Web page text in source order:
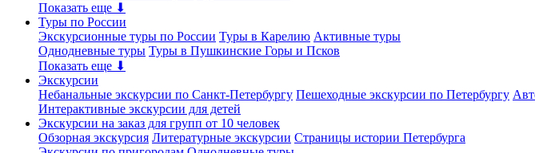
Показать еще ⬇
Туры по России
Экскурсионные туры по России Туры в Карелию Активные туры
Однодневные туры Туры в Пушкинские Горы и Псков
Показать еще ⬇
Экскурсии
Небанальные экскурсии по Санкт-Петербургу Пешеходные экскурсии по Петербургу
Интерактивные экскурсии для детей
Экскурсии на заказ для групп от 10 человек
Обзорная экскурсия Литературные экскурсии Страницы истории Петербурга